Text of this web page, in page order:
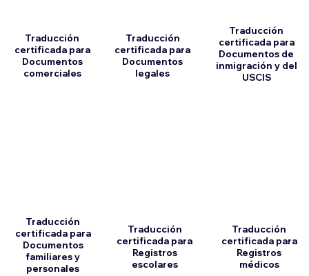
Traducción
certificada para
Documentos
comerciales
Traducción
certificada para
Documentos
familiares y
personales
Traducción
certificada para
Documentos
legales
Traducción
certificada para
Registros
escolares
Traducción
certificada para
Documentos de
inmigración y del
USCIS
Traducción
certificada para
Registros
médicos